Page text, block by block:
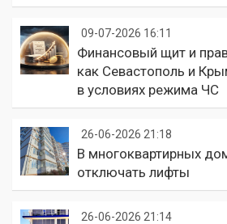
09-07-2026 16:11
Финансовый щит и
как Севастополь и
в условиях режима ЧС
26-06-2026 21:18
В многоквартирных
отключать лифты
26-06-2026 21:14